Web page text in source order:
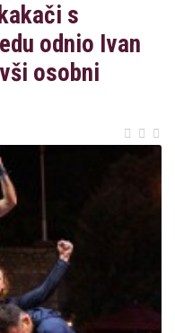
s
odnio Ivan
osobni